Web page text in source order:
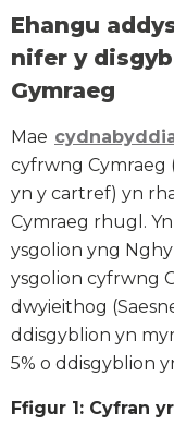
Ehangu
nifer y
Gymraeg
Mae
cyfrwng Cymraeg
yn y cartref) yn
Cymraeg rhugl.
ysgolion yng
ysgolion cyfrwng
dwyieithog
ddisgyblion yn
5% o ddisgyblion
Ffigur 1: Cyfran